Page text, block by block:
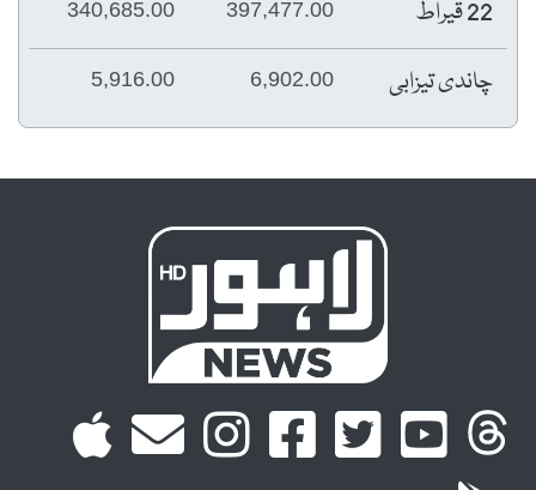
22 قیراط 397,477.00
340,685.00
چاندی تیزابی 6,902.00
5,916.00